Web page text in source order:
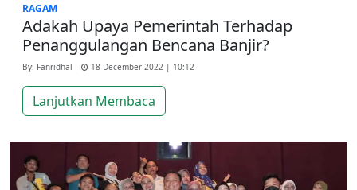
RAGAM
Adakah Upaya Pemerintah Terhadap
Penanggulangan Bencana Banjir?
By: Fanridhal 18 December 2022 | 10:12
Lanjutkan Membaca